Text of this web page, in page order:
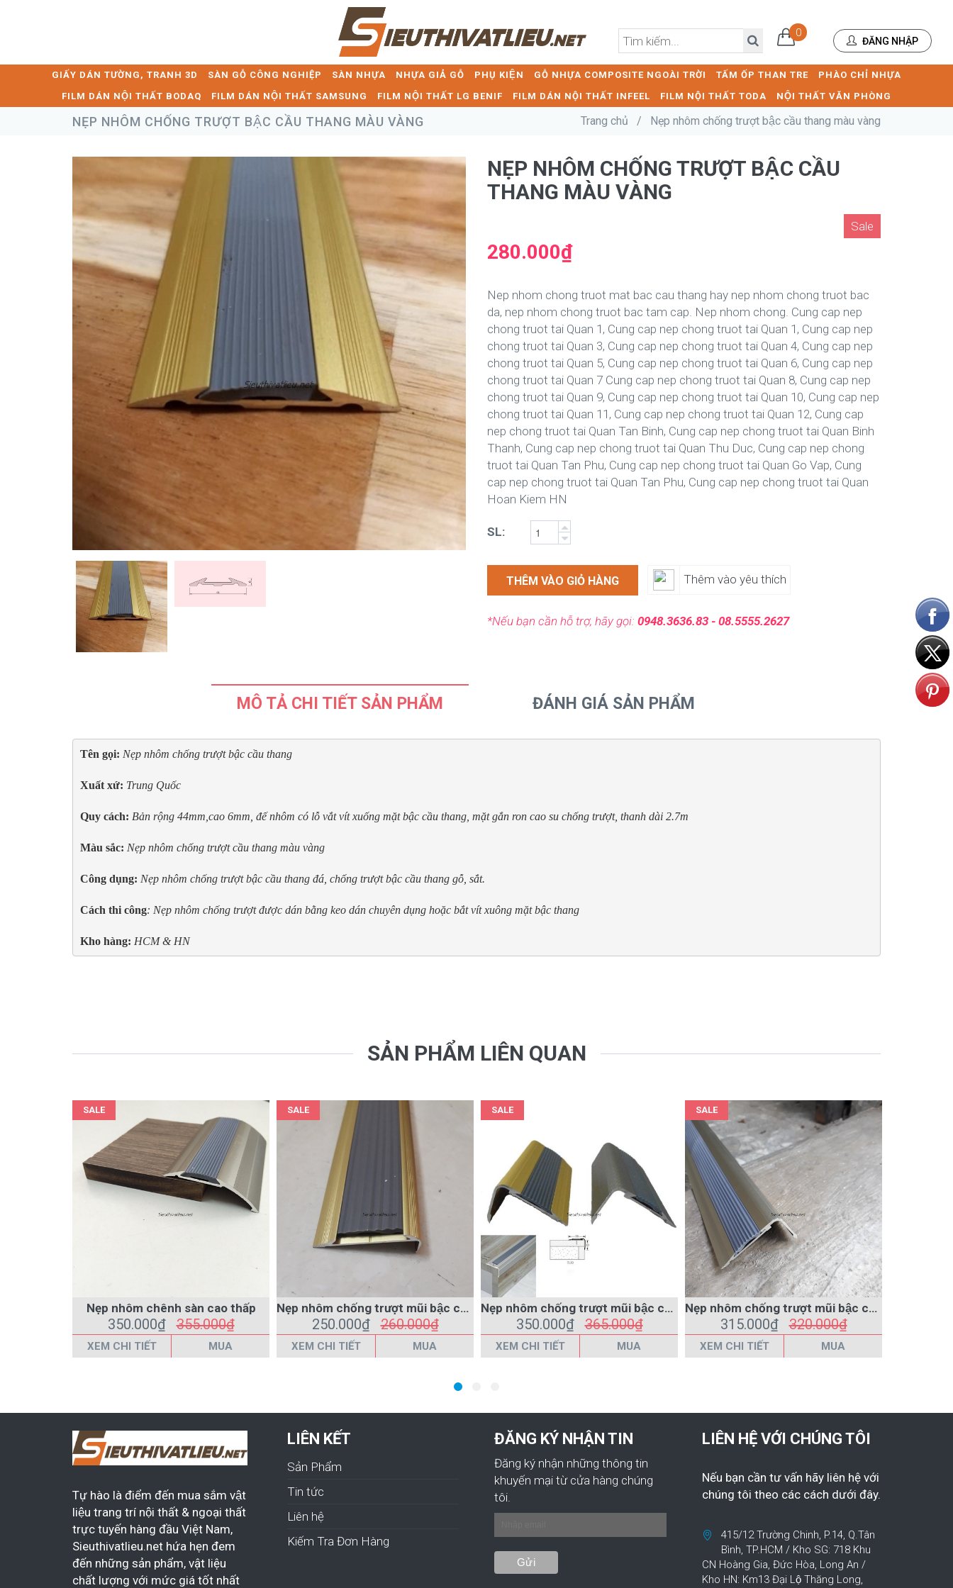
0
ĐĂNG NHẬP
GIẤY DÁN TƯỜNG, TRANH 3D SÀN GỖ CÔNG NGHIỆP SÀN NHỰA NHỰA GIẢ GỖ PHỤ KIỆN GỖ NHỰA COMPOSITE NGOÀI TRỜI TẤM ỐP THAN TRE
PHÀO CHỈ NHỰA
FILM DÁN NỘI THẤT BODAQ
FILM DÁN NỘI THẤT SAMSUNG FILM NỘI THẤT LG BENIF FILM DÁN NỘI THẤT INFEEL FILM NỘI THẤT TODA NỘI THẤT VĂN PHÒNG
NẸP NHÔM CHỐNG TRƯỢT BẬC CẦU THANG MÀU VÀNG Trang chủ / Nẹp nhôm chống trượt bậc cầu thang màu vàng
NẸP NHÔM CHỐNG TRƯỢT BẬC CẦU
THANG MÀU VÀNG
Sale
280.000₫
Nep nhom chong truot mat bac cau thang hay nep nhom chong truot bac
da, nep nhom chong truot bac tam cap. Nep nhom chong. Cung cap nep
chong truot tai Quan 1, Cung cap nep chong truot tai Quan 1, Cung cap nep
chong truot tai Quan 3, Cung cap nep chong truot tai Quan 4, Cung cap nep
chong truot tai Quan 5, Cung cap nep chong truot tai Quan 6, Cung cap nep
chong truot tai Quan 7 Cung cap nep chong truot tai Quan 8, Cung cap nep
chong truot tai Quan 9, Cung cap nep chong truot tai Quan 10, Cung cap nep
chong truot tai Quan 11, Cung cap nep chong truot tai Quan 12, Cung cap
nep chong truot tai Quan Tan Binh, Cung cap nep chong truot tai Quan Binh
Thanh, Cung cap nep chong truot tai Quan Thu Duc, Cung cap nep chong
truot tai Quan Tan Phu, Cung cap nep chong truot tai Quan Go Vap, Cung
cap nep chong truot tai Quan Tan Phu, Cung cap nep chong truot tai Quan
Hoan Kiem HN
SL:
THÊM VÀO GIỎ HÀNG Thêm vào yêu thích
*Nếu bạn cần hỗ trợ, hãy gọi: 0948.3636.83 - 08.5555.2627
MÔ TẢ CHI TIẾT SẢN PHẨM ĐÁNH GIÁ SẢN PHẨM
Tên gọi: Nẹp nhôm chống trượt bậc cầu thang
Xuất xứ: Trung Quốc
Quy cách: Bản rộng 44mm,cao 6mm, đế nhôm có lỗ vắt vít xuống mặt bậc cầu thang, mặt gắn ron cao su chống trượt, thanh dài 2.7m
Màu sắc: Nẹp nhôm chống trượt cầu thang màu vàng
Công dụng: Nẹp nhôm chống trượt bậc cầu thang đá, chống trượt bậc cầu thang gỗ, sắt.
Cách thi công: Nẹp nhôm chống trượt được dán bằng keo dán chuyên dụng hoặc bắt vít xuông mặt bậc thang
Kho hàng: HCM & HN
SẢN PHẨM LIÊN QUAN
SALE
Nẹp nhôm chênh sàn cao thấp
350.000₫355.000₫
XEM CHI TIẾT MUA
SALE
Nẹp nhôm chống trượt mũi bậc cầu thang L41x8
250.000₫260.000₫
XEM CHI TIẾT MUA
SALE
Nẹp nhôm chống trượt mũi bậc cầu thang L55x30
350.000₫365.000₫
XEM CHI TIẾT MUA
SALE
Nẹp nhôm chống trượt mũi bậc cầu thang L41x20
315.000₫320.000₫
XEM CHI TIẾT MUA
Tự hào là điểm đến mua sắm vật
liệu trang trí nội thất & ngoại thất
trực tuyến hàng đầu Việt Nam,
Sieuthivatlieu.net hứa hẹn đem
đến những sản phẩm, vật liệu
chất lượng với mức giá tốt nhất
LIÊN KẾT
Sản Phẩm
Tin tức
Liên hệ
Kiếm Tra Đơn Hàng
ĐĂNG KÝ NHẬN TIN
Đăng ký nhận những thông tin
khuyến mại từ cửa hàng chúng
tôi.
LIÊN HỆ VỚI CHÚNG TÔI
Nếu bạn cần tư vấn hãy liên hệ với
chúng tôi theo các cách dưới đây.
415/12 Trường Chinh, P.14, Q.Tân
Bình, TP.HCM / Kho SG: 718 Khu
CN Hoàng Gia, Đức Hòa, Long An /
Kho HN: Km13 Đại Lộ Thăng Long,